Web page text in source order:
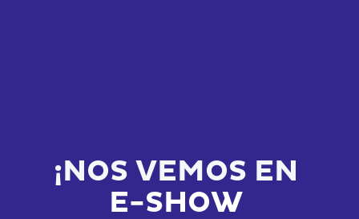
¡NOS VEMOS EN
E-SHOW